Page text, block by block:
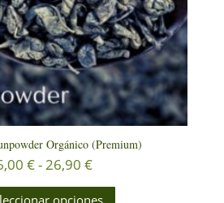
Orgánico (Premium)
€- 26,90€
Rango
precios: